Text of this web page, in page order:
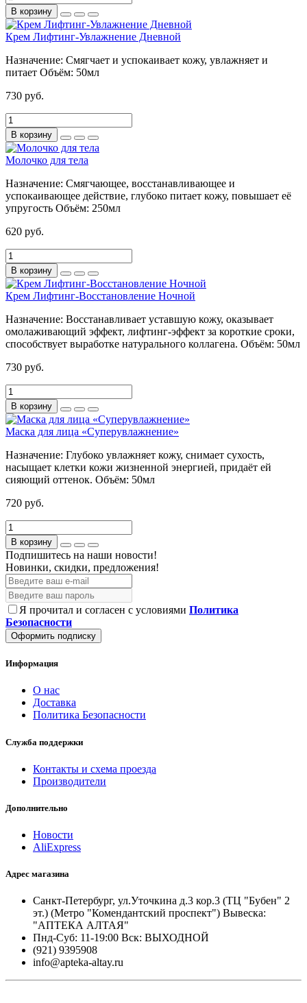
В корзину
Крем Лифтинг-Увлажнение Дневной
Назначение: Смягчает и успокаивает кожу, увлажняет и
питает Объём: 50мл
730 руб.
В корзину
Молочко для тела
Назначение: Смягчающее, восстанавливающее и
успокаивающее действие, глубоко питает кожу, повышает её
упругость Объём: 250мл
620 руб.
В корзину
Крем Лифтинг-Восстановление Ночной
Назначение: Восстанавливает уставшую кожу, оказывает
омолаживающий эффект, лифтинг-эффект за короткие сроки,
способствует выработке натурального коллагена. Объём: 50мл
730 руб.
В корзину
Маска для лица «Суперувлажнение»
Назначение: Глубоко увлажняет кожу, снимает сухость,
насыщает клетки кожи жизненной энергией, придаёт ей
сияющий оттенок. Объём: 50мл
720 руб.
В корзину
Подпишитесь на наши новости!
Новинки, скидки, предложения!
Я прочитал и согласен с условиями Политика
Безопасности
Оформить подписку
Информация
О нас
Доставка
Политика Безопасности
Служба поддержки
Контакты и схема проезда
Производители
Дополнительно
Новости
AliExpress
Адрес магазина
Санкт-Петербург, ул.Уточкина д.3 кор.3 (ТЦ "Бубен" 2
эт.) (Метро "Комендантский проспект") Вывеска:
"АПТЕКА АЛТАЯ"
Пнд-Суб: 11-19:00 Вск: ВЫХОДНОЙ
(921) 9395908
info@apteka-altay.ru